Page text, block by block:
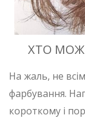
ХТО
На жаль, не
фарбування.
короткому і